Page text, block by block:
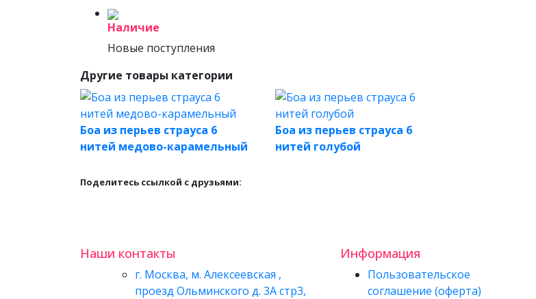
Наличие
Новые поступления
Другие товары категории
Боа из перьев страуса 6
нитей медово-карамельный
Боа из перьев страуса 6
нитей голубой
Поделитесь ссылкой с друзьями:
Наши контакты
г. Москва, м. Алексеевская ,
проезд Ольминского д. 3А стр3,
Информация
Пользовательское
соглашение (оферта)